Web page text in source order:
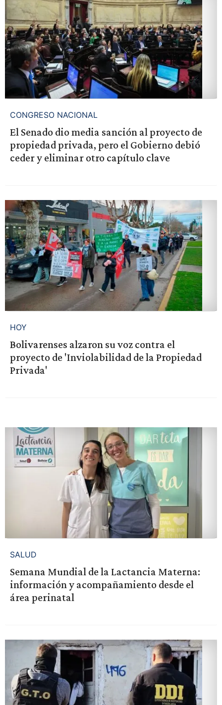
CONGRESO NACIONAL
El Senado dio media sanción al proyecto de
propiedad privada, pero el Gobierno debió
ceder y eliminar otro capítulo clave
HOY
Bolivarenses alzaron su voz contra el
proyecto de 'Inviolabilidad de la Propiedad
Privada'
SALUD
Semana Mundial de la Lactancia Materna:
información y acompañamiento desde el
área perinatal